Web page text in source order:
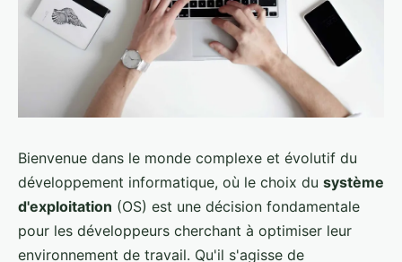
Bienvenue dans le monde complexe et évolutif du
développement informatique, où le choix du système
d'exploitation (OS) est une décision fondamentale
pour les développeurs cherchant à optimiser leur
environnement de travail. Qu'il s'agisse de